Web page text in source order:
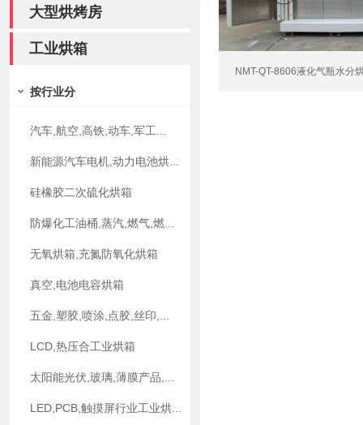
大型烘烤房
工业烘箱
按行业分
汽车,航空,高铁,动车,军工...
新能源汽车电机,动力电池烘...
硅橡胶二次硫化烘箱
防爆化工油桶,蒸汽,燃气,燃...
无氧烘箱,充氮防氧化烘箱
真空,电池电容烘箱
五金,塑胶,喷涂,点胶,丝印,...
LCD,热压合工业烘箱
太阳能光伏,玻璃,薄膜产品,...
LED,PCB,触摸屏行业工业烘...
NMT-QT-8606液化气瓶水分